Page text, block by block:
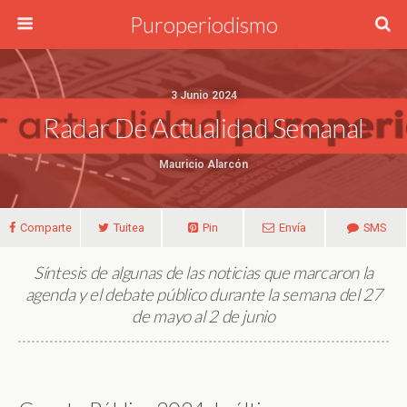
Puroperiodismo
3 Junio 2024
Radar De Actualidad Semanal
Mauricio Alarcón
Comparte Tuitea Pin Envía SMS
Síntesis de algunas de las noticias que marcaron la
agenda y el debate público durante la semana del 27
de mayo al 2 de junio